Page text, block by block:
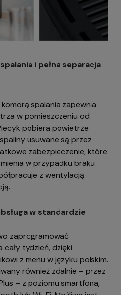
i pełna separacja
spalania zapewnia
w pomieszczeniu od
pobiera powietrze
usuwane są przez
zabezpieczenie, które
w przypadku braku
z wentylacją
w standardzie
zaprogramować
cały tydzień, dzięki
z menu w języku polskim.
również zdalnie – przez
– z poziomu smartfona,